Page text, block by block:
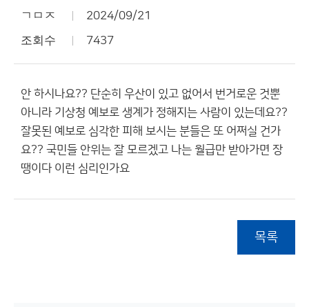
ㄱㅁㅈ 2024/09/21
조회수 7437
안 하시나요?? 단순히 우산이 있고 없어서 번거로운 것뿐
아니라 기상청 예보로 생계가 정해지는 사람이 있는데요??
잘못된 예보로 심각한 피해 보시는 분들은 또 어쩌실 건가
요?? 국민들 안위는 잘 모르겠고 나는 월급만 받아가면 장
땡이다 이런 심리인가요
목록